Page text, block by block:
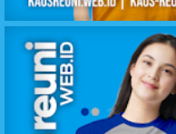
KAOS ANGKATAN BEST